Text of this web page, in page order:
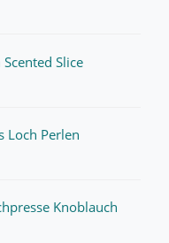
Slice
Loch Perlen
Knoblauch